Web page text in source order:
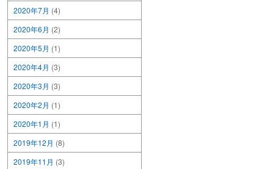
2020年7月 (4)
2020年6月 (2)
2020年5月 (1)
2020年4月 (3)
2020年3月 (3)
2020年2月 (1)
2020年1月 (1)
2019年12月 (8)
2019年11月 (3)